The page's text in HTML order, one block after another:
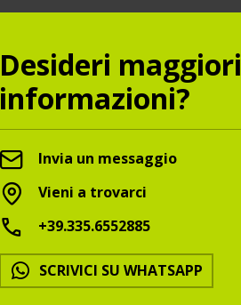
Desideri maggiori
informazioni?
Invia un messaggio
Vieni a trovarci
+39.335.6552885
SCRIVICI SU WHATSAPP